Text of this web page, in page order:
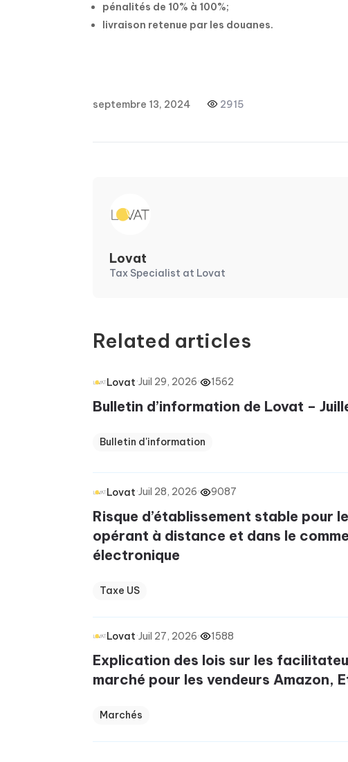
pénalités de 10% à 100%;
livraison retenue par les douanes.
septembre 13, 2024 2915
Lovat
Tax Specialist at Lovat
Related articles
Lovat·Juil 29, 2026· 1562
Bulletin d’information de Lovat –
Bulletin d'information
Lovat·Juil 28, 2026· 9087
Risque d’établissement stable pour
opérant à distance et dans le
électronique
Taxe US
Lovat·Juil 27, 2026· 1588
Explication des lois sur les
marché pour les vendeurs Amazon,
Marchés